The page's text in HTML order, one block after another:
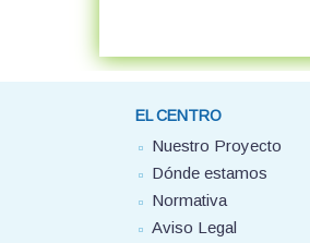
EL CENTRO
Nuestro Proyecto
Dónde estamos
Normativa
Aviso Legal